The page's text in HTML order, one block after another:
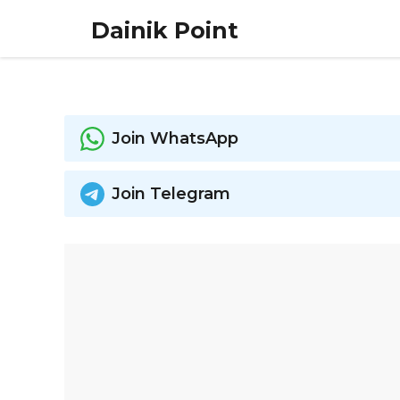
Dainik Point
Join WhatsApp
Join Telegram